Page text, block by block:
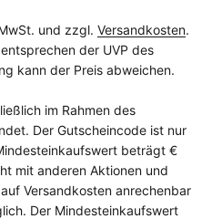
und zzgl. Versandkosten.
der UVP des
kann der Preis abweichen.
im Rahmen des
Der Gutscheincode ist nur
beträgt €
mit anderen Aktionen und
Versandkosten anrechenbar
Der Mindesteinkaufswert